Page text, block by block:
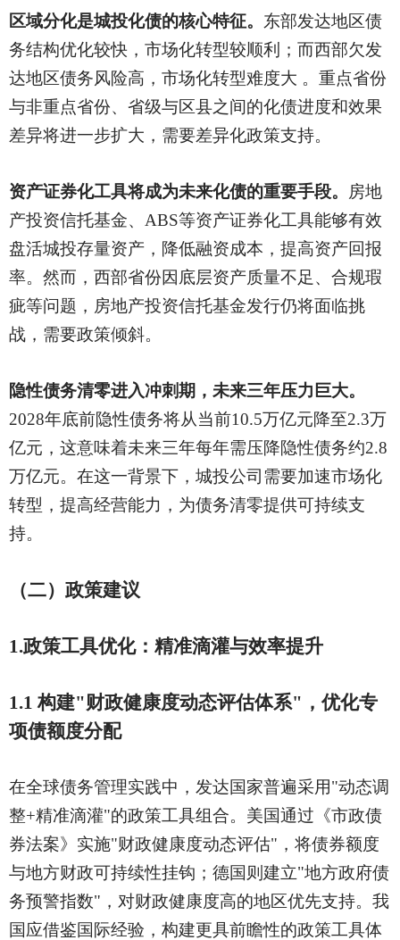
区域分化是城投化债的核心特征。 东部发达地区债
务结构优化较快，市场化转型较顺利；而西部欠发
达地区债务风险高，市场化转型难度大 。重点省份
与非重点省份、省级与区县之间的化债进度和效果
差异将进一步扩大，需要差异化政策支持。
资产证券化工具将成为未来化债的重要手段。
房地
产投资信托基金、 ABS等资产证券化工具能够有效
盘活城投存量资产，降低融资成本，提高资产回报
率。然而，西部省份因底层资产质量不足、合规瑕
疵等问题， 房地产投资信托基金发行仍将面临挑
战，需要政策倾斜。
隐性债务清零进入冲刺期，未来三年压力巨大。
2028年底前隐性债务将从当前10.5万亿元降至2.3万
亿元，这意味着未来三年每年需压降隐性债务约2.8
万亿元。在这一背景下，城投公司需要加速市场化
转型，提高经营能力，为债务清零提供可持续支
持。
（二） 政策建议
1.政策工具优化：精准滴灌与效率提升
1.1 构建"财政健康度动态评估体系"，优化专
项债额度分配
在全球债务管理实践中，发达国家普遍采用"动态调
整+精准滴灌"的政策工具组合。美国通过《市政债
券法案》实施"财政健康度动态评估"，将债券额度
与地方财政可持续性挂钩；德国则建立"地方政府债
务预警指数"，对财政健康度高的地区优先支持。我
国应借鉴国际经验，构建更具前瞻性的政策工具体